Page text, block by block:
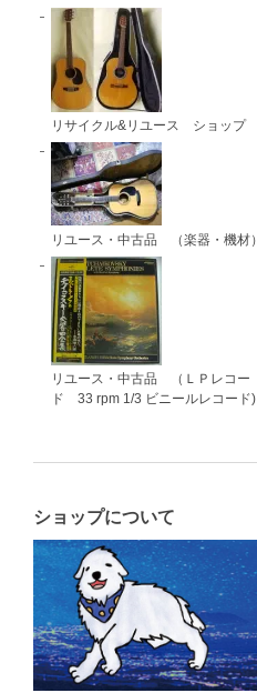
リサイクル&リユース ショップ
リユース・中古品 （楽器・機材）
リユース・中古品 （ＬＰレコー
ド 33 rpm 1/3 ビニールレコード)
ショップについて